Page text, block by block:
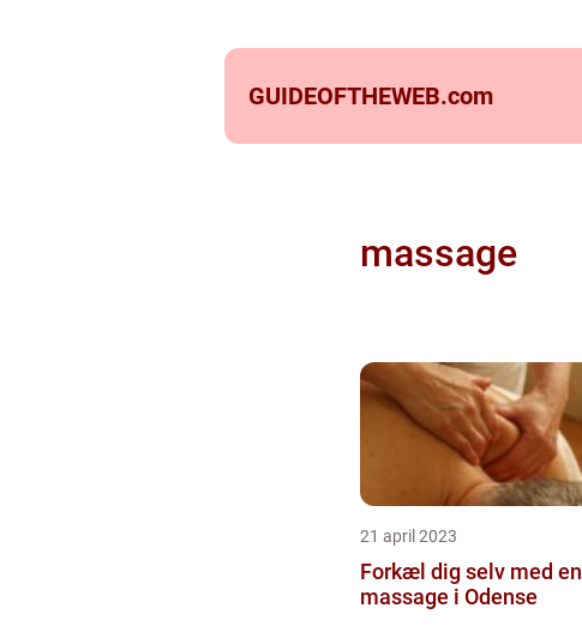
GUIDEOFTHEWEB.com
massage
21 april 2023
Forkæl dig selv med en
massage i Odense